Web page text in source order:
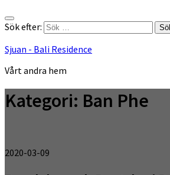
Sök efter:
Sjuan - Bali Residence
Vårt andra hem
Kategori: Ban Phe
2020-03-09